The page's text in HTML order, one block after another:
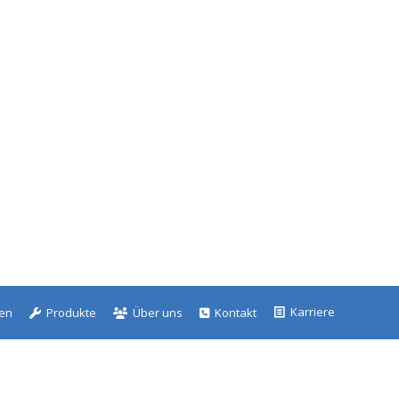
Produkte Über uns Kontakt Karriere